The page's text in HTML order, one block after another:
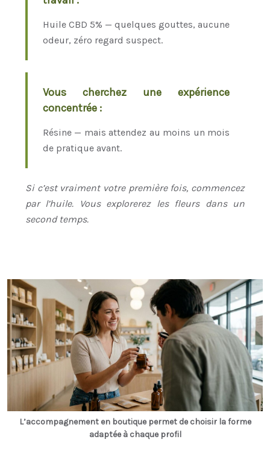
Huile CBD 5% — quelques gouttes, aucune
odeur, zéro regard suspect.
Vous cherchez une expérience
concentrée :
Résine — mais attendez au moins un mois
de pratique avant.
Si c’est vraiment votre première fois, commencez
par l’huile. Vous explorerez les fleurs dans un
second temps.
L’accompagnement en boutique permet de choisir la forme
adaptée à chaque profil